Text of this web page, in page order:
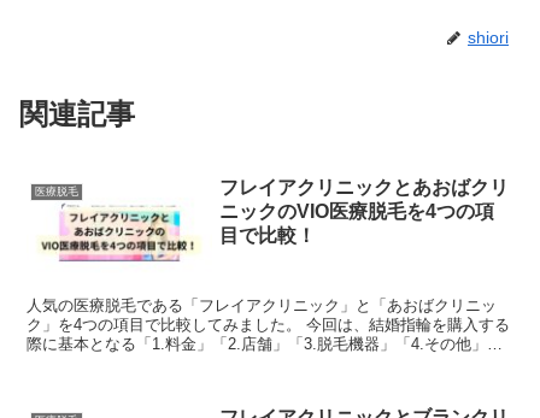
shiori
関連記事
医療脱毛
フレイアクリニックとあおばクリ
ニックのVIO医療脱毛を4つの項
目で比較！
人気の医療脱毛である「フレイアクリニック」と「あおばクリニッ
ク」を4つの項目で比較してみました。 今回は、結婚指輪を購入する
際に基本となる「1.料金」「2.店舗」「3.脱毛機器」「4.その他」を